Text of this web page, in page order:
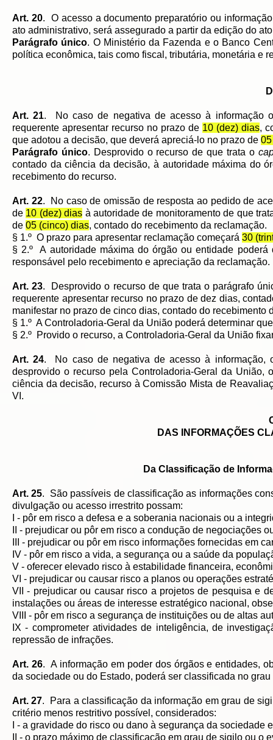
Art. 20. O acesso a documento preparatório ou
ato administrativo, será assegurado a partir da edição do
Parágrafo único. O Ministério da Fazenda e o Banco
política econômica, tais como fiscal, tributária, monetária e
Art. 21. No caso de negativa de acesso à informação
requerente apresentar recurso no prazo de 10 (dez) dias,
que adotou a decisão, que deverá apreciá-lo no prazo de
Parágrafo único. Desprovido o recurso de que trata o
contado da ciência da decisão, à autoridade máxima do
recebimento do recurso.
Art. 22. No caso de omissão de resposta ao pedido de
de 10 (dez) dias à autoridade de monitoramento de que
de 05 (cinco) dias, contado do recebimento da reclamação.
§ 1.º O prazo para apresentar reclamação começará 30
§ 2.º A autoridade máxima do órgão ou entidade
responsável pelo recebimento e apreciação da reclamação.
Art. 23. Desprovido o recurso de que trata o parágrafo
requerente apresentar recurso no prazo de dez dias,
manifestar no prazo de cinco dias, contado do recebimento
§ 1.º A Controladoria-Geral da União poderá determinar
§ 2.º Provido o recurso, a Controladoria-Geral da União
Art. 24. No caso de negativa de acesso à
desprovido o recurso pela Controladoria-Geral da União,
ciência da decisão, recurso à Comissão Mista de
VI.
DAS INFORMAÇÕES
Da Classificação de
Art. 25. São passíveis de classificação as informações
divulgação ou acesso irrestrito possam:
I - pôr em risco a defesa e a soberania nacionais ou a
II - prejudicar ou pôr em risco a condução de negociações
III - prejudicar ou pôr em risco informações fornecidas em
IV - pôr em risco a vida, a segurança ou a saúde da
V - oferecer elevado risco à estabilidade financeira,
VI - prejudicar ou causar risco a planos ou operações
VII - prejudicar ou causar risco a projetos de pesquisa e
instalações ou áreas de interesse estratégico nacional,
VIII - pôr em risco a segurança de instituições ou de altas
IX - comprometer atividades de inteligência, de
repressão de infrações.
Art. 26. A informação em poder dos órgãos e entidades,
da sociedade ou do Estado, poderá ser classificada no
Art. 27. Para a classificação da informação em grau de
critério menos restritivo possível, considerados:
I - a gravidade do risco ou dano à segurança da sociedade
II - o prazo máximo de classificação em grau de sigilo ou o